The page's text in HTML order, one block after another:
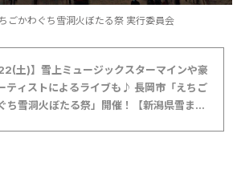
ごかわぐち雪洞火ぼたる祭 実行委員会
土)】雪上ミュージックスターマインや豪
ティストによるライブも♪ 長岡市「えちご
ち雪洞火ぼたる祭」開催！【新潟県雪まつ